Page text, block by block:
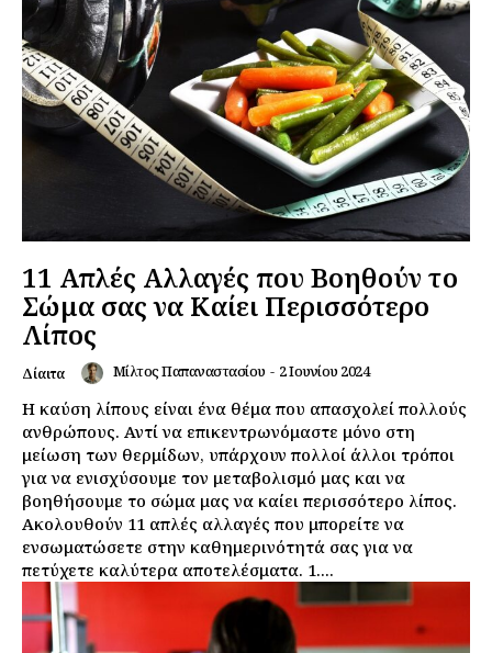
11 Απλές Αλλαγές που Βοηθούν το
Σώμα σας να Καίει Περισσότερο
Λίπος
Δίαιτα Μίλτος Παπαναστασίου - 2 Ιουνίου 2024
Η καύση λίπους είναι ένα θέμα που απασχολεί πολλούς
ανθρώπους. Αντί να επικεντρωνόμαστε μόνο στη
μείωση των θερμίδων, υπάρχουν πολλοί άλλοι τρόποι
για να ενισχύσουμε τον μεταβολισμό μας και να
βοηθήσουμε το σώμα μας να καίει περισσότερο λίπος.
Ακολουθούν 11 απλές αλλαγές που μπορείτε να
ενσωματώσετε στην καθημερινότητά σας για να
πετύχετε καλύτερα αποτελέσματα. 1....